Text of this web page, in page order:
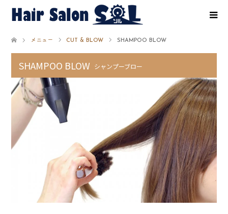
メニュー CUT & BLOW SHAMPOO BLOW
SHAMPOO BLOW シャンプーブロー